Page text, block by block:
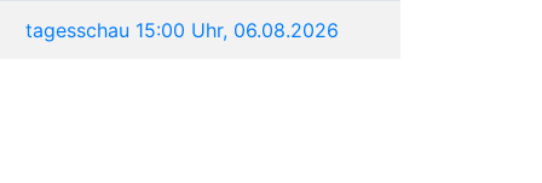
tagesschau 15:00 Uhr, 06.08.2026